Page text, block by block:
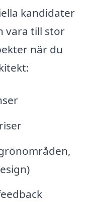
kandidater
vara till stor
när du